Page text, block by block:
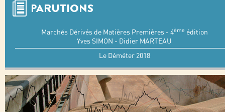
PARUTIONS
Marchés Dérivés de Matières Premières - 4ème édition
Yves SIMON - Didier MARTEAU
Le Déméter 2018